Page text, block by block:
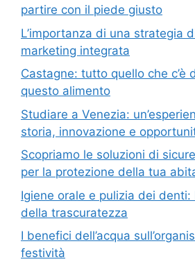
partire con il piede giusto
L’importanza di una strategia
marketing integrata
Castagne: tutto quello che c’è
questo alimento
Studiare a Venezia:
storia, innovazione e
Scopriamo le soluzioni di
per la protezione della tua
Igiene orale e pulizia dei denti:
della trascuratezza
I benefici dell’acqua
festività